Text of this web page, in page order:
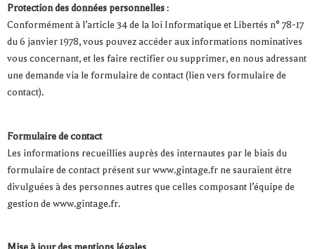
Protection des données personnelles:
Conformément à l’article 34 de la loi Informatique et Libertés n° 78-17
du 6 janvier 1978, vous pouvez accéder aux informations nominatives
vous concernant, et les faire rectifier ou supprimer, en nous adressant
une demande via le formulaire de contact (lien vers formulaire de
contact).
Formulaire de contact
Les informations recueillies auprès des internautes par le biais du
formulaire de contact présent sur www.gintage.fr ne sauraient être
divulguées à des personnes autres que celles composant l’équipe de
gestion de www.gintage.fr.